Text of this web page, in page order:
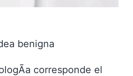
benigna
corresponde el